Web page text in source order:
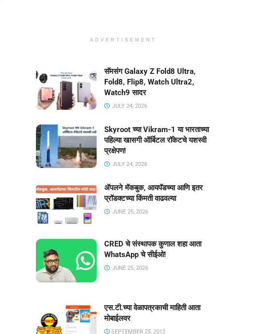
ADVERTISEMENT
सॅमसंग Galaxy Z Fold8 Ultra,
Fold8, Flip8, Watch Ultra2,
Watch9 सादर
JULY 24, 2026
Skyroot च्या Vikram-1 या भारताच्या
पहिल्या खासगी ऑर्बिटल रॉकेटचे यशस्वी
प्रक्षेपण!
JULY 24, 2026
ॲपलने मॅकबुक, आयपॅडच्या आणि इतर
प्रॉडक्टच्या किंमती वाढवल्या
JUNE 25, 2026
CRED चे संस्थापक कुणाल शहा आता
WhatsApp चे सीईओ!
JUNE 25, 2026
एस.टी.च्या वेळापत्रकाची माहिती आता
मोबाईलवर
SEPTEMBER 25, 2012